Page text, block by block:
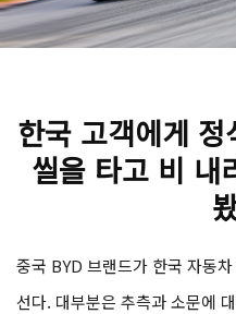
한국 고객에게
씰을 타고 비 내
중국 BYD 브랜드가 한국 자동
선다. 대부분은 추측과 소문에